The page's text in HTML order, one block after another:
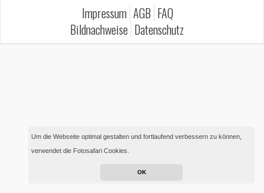
Um die Webseite optimal gestalten und fortlaufend verbessern zu können,
verwendet die Fotosafari Cookies.
OK
Impressum AGB FAQ
Bildnachweise Datenschutz